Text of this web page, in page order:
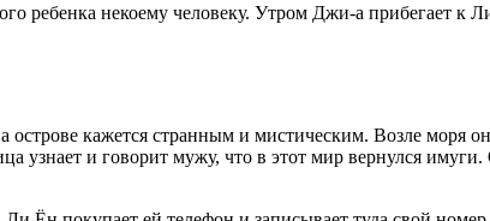
ребенка некоему человеку. Утром Джи-а прибегает к
кажется странным и мистическим. Возле моря
узнает и говорит мужу, что в этот мир вернулся